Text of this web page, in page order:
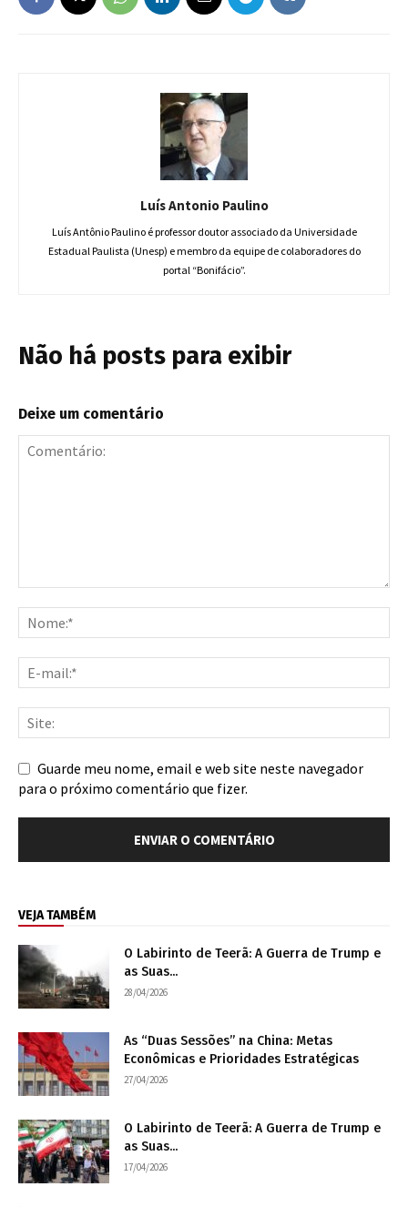
Luís Antonio Paulino
Luís Antônio Paulino é professor doutor associado da Universidade
Estadual Paulista (Unesp) e membro da equipe de colaboradores do
portal “Bonifácio”.
Não há posts para exibir
Deixe um comentário
Guarde meu nome, email e web site neste navegador
para o próximo comentário que fizer.
VEJA TAMBÉM
O Labirinto de Teerã: A Guerra de Trump e
as Suas...
28/04/2026
As “Duas Sessões” na China: Metas
Econômicas e Prioridades Estratégicas
27/04/2026
O Labirinto de Teerã: A Guerra de Trump e
as Suas...
17/04/2026